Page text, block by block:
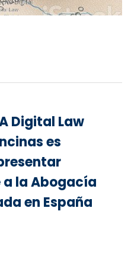
Digital Law
es
la Abogacía
en España